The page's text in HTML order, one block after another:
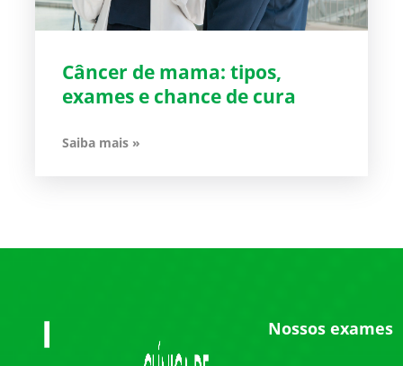
Câncer de mama: tipos,
exames e chance de cura
Saiba mais »
Nossos exames